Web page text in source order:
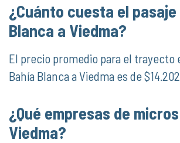
¿Cuánto cuesta el pasaje
Blanca a Viedma?
El precio promedio para el trayecto
Bahía Blanca a Viedma es de $14.202
¿Qué empresas de
Viedma?